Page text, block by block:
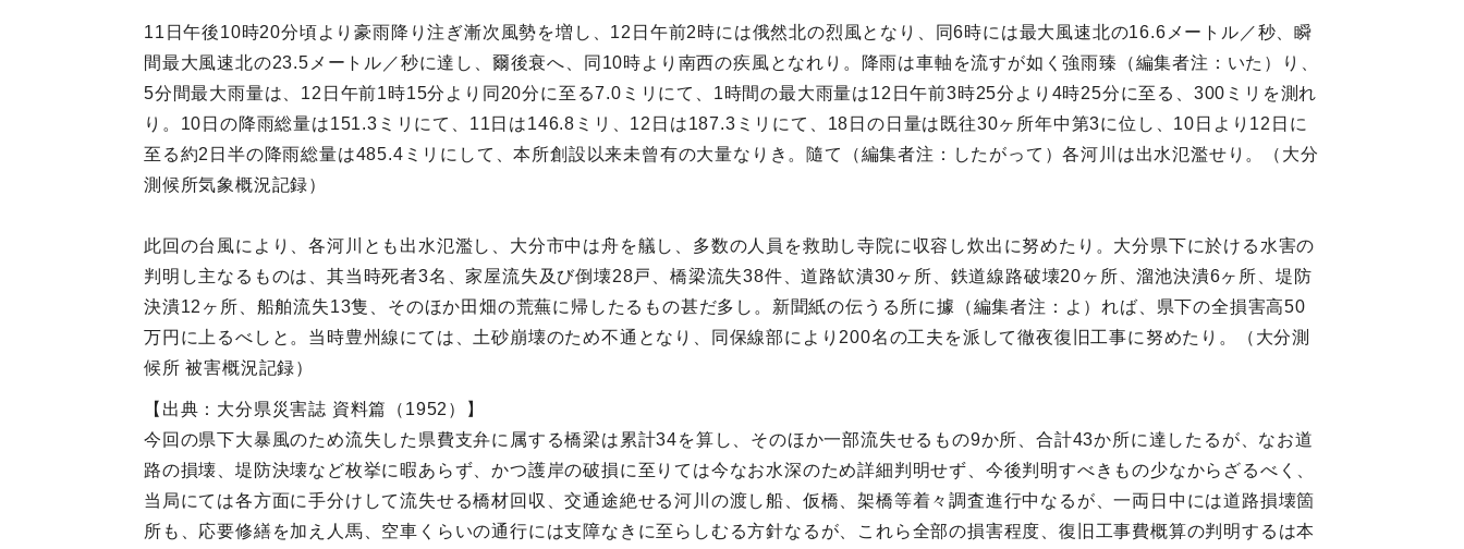
11日午後10時20分頃より豪雨降り注ぎ漸次風勢を増し、12日午前2時には俄然北の烈風となり、同6時には最大風速北の16.6メートル／秒、瞬
間最大風速北の23.5メートル／秒に達し、爾後衰へ、同10時より南西の疾風となれり。降雨は車軸を流すが如く強雨臻（編集者注：いた）り、
5分間最大雨量は、12日午前1時15分より同20分に至る7.0ミリにて、1時間の最大雨量は12日午前3時25分より4時25分に至る、300ミリを測れ
り。10日の降雨総量は151.3ミリにて、11日は146.8ミリ、12日は187.3ミリにて、18日の日量は既往30ヶ所年中第3に位し、10日より12日に
至る約2日半の降雨総量は485.4ミリにして、本所創設以来未曾有の大量なりき。隨て（編集者注：したがって）各河川は出水氾濫せり。（大分
測候所気象概況記録）
此回の台風により、各河川とも出水氾濫し、大分市中は舟を艤し、多数の人員を救助し寺院に収容し炊出に努めたり。大分県下に於ける水害の
判明し主なるものは、其当時死者3名、家屋流失及び倒壊28戸、橋梁流失38件、道路缼潰30ヶ所、鉄道線路破壊20ヶ所、溜池決潰6ヶ所、堤防
決潰12ヶ所、船舶流失13隻、そのほか田畑の荒蕪に帰したるもの甚だ多し。新聞紙の伝うる所に據（編集者注：よ）れば、県下の全損害高50
万円に上るべしと。当時豊州線にては、土砂崩壊のため不通となり、同保線部により200名の工夫を派して徹夜復旧工事に努めたり。（大分測
候所 被害概況記録）
【出典：大分県災害誌 資料篇（1952）】
今回の県下大暴風のため流失した県費支弁に属する橋梁は累計34を算し、そのほか一部流失せるもの9か所、合計43か所に達したるが、なお道
路の損壊、堤防決壊など枚挙に暇あらず、かつ護岸の破損に至りては今なお水深のため詳細判明せず、今後判明すべきもの少なからざるべく、
当局にては各方面に手分けして流失せる橋材回収、交通途絶せる河川の渡し船、仮橋、架橋等着々調査進行中なるが、一両日中には道路損壊箇
所も、応要修繕を加え人馬、空車くらいの通行には支障なきに至らしむる方針なるが、これら全部の損害程度、復旧工事費概算の判明するは本